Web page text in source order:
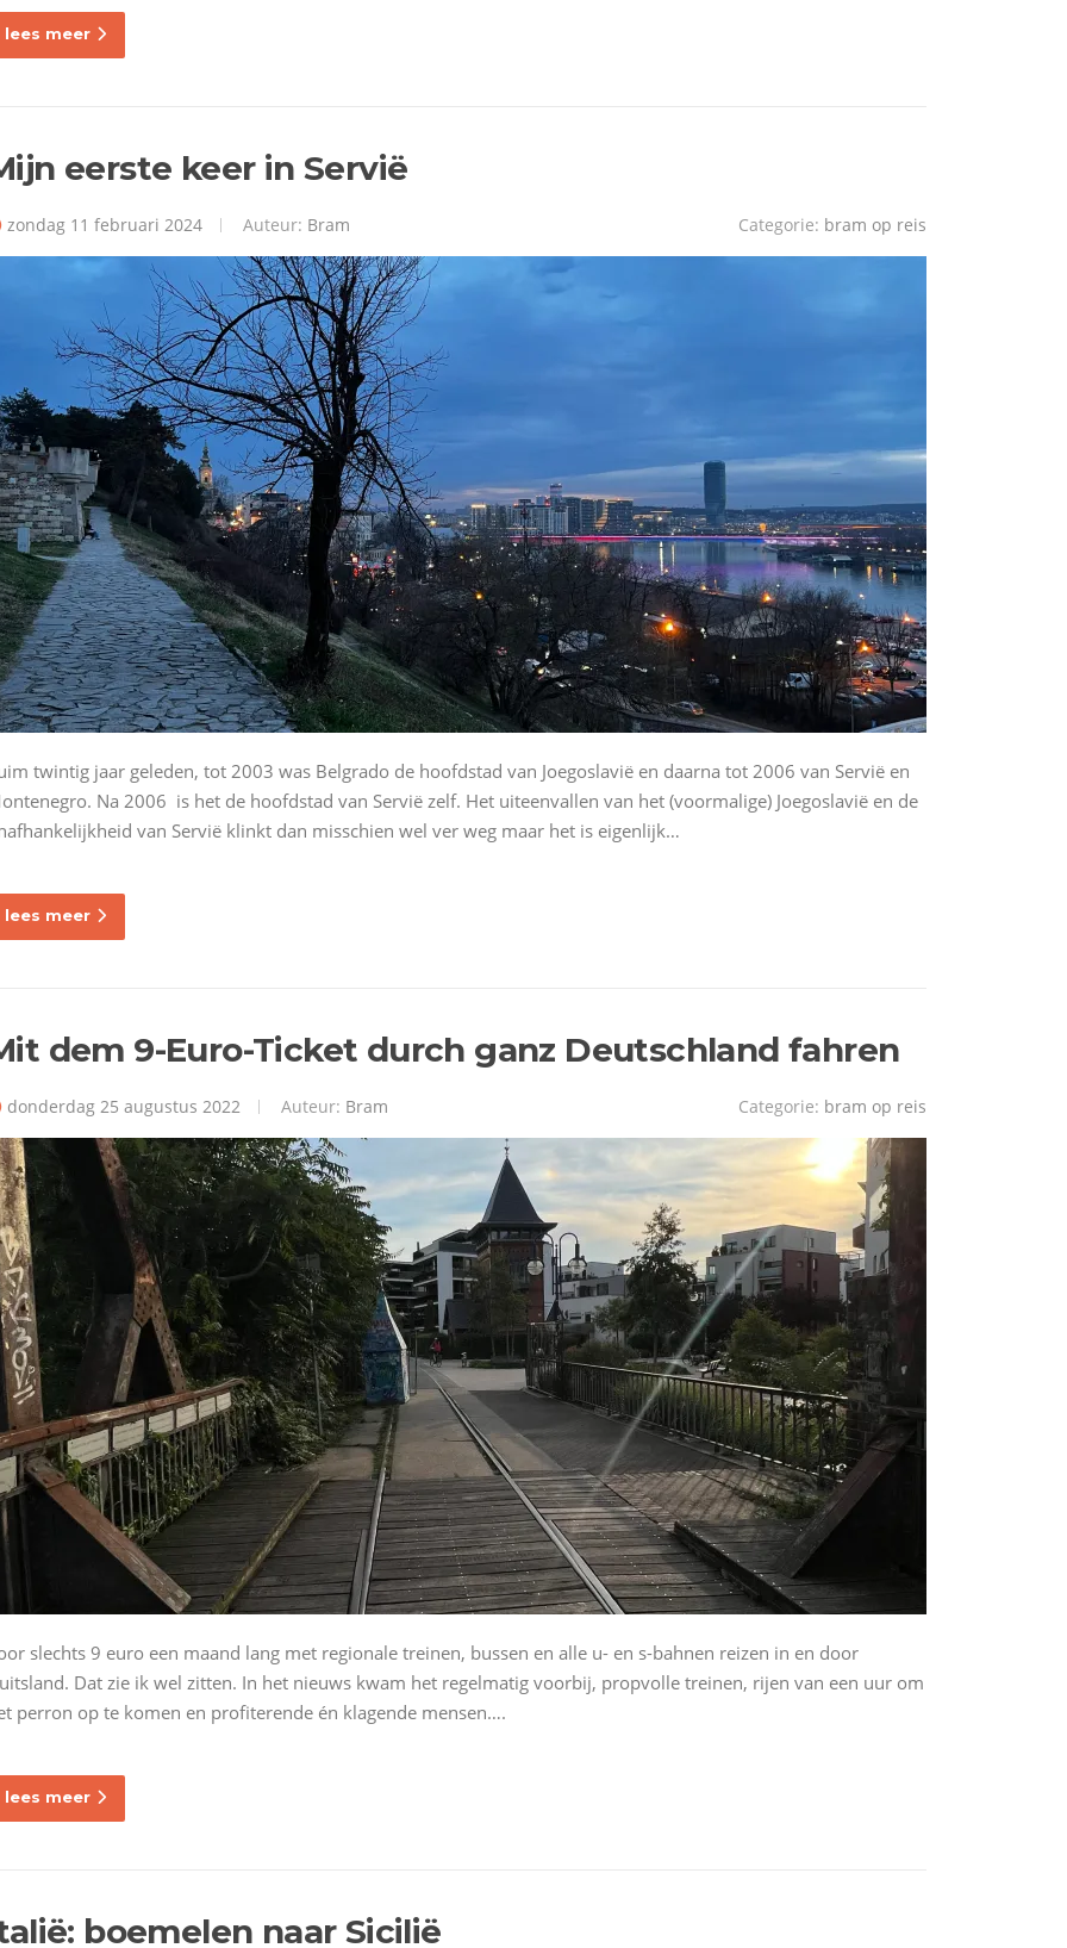
lees meer
eerste keer in Servië
zondag 11 februari 2024 Auteur: Bram Categorie: bram op reis
twintig jaar geleden, tot 2003 was Belgrado de hoofdstad van Joegoslavië en daarna tot 2006 van Servië en
Na 2006 is het de hoofdstad van Servië zelf. Het uiteenvallen van het (voormalige) Joegoslavië en de
van Servië klinkt dan misschien wel ver weg maar het is eigenlijk…
lees meer
dem 9-Euro-Ticket durch ganz Deutschland fahren
donderdag 25 augustus 2022 Auteur: Bram Categorie: bram op reis
slechts 9 euro een maand lang met regionale treinen, bussen en alle u- en s-bahnen reizen in en door
Dat zie ik wel zitten. In het nieuws kwam het regelmatig voorbij, propvolle treinen, rijen van een uur om
perron op te komen en profiterende én klagende mensen….
lees meer
boemelen naar Sicilië